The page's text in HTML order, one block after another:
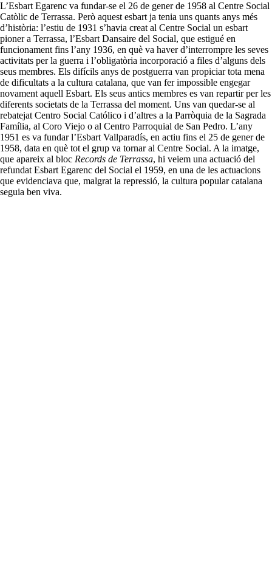
L’Esbart Egarenc va fundar-se el 26 de gener de 1958 al Centre Social
Catòlic de Terrassa. Però aquest esbart ja tenia uns quants anys més
d’història: l’estiu de 1931 s’havia creat al Centre Social un esbart
pioner a Terrassa, l’Esbart Dansaire del Social, que estigué en
funcionament fins l’any 1936, en què va haver d’interrompre les seves
activitats per la guerra i l’obligatòria incorporació a files d’alguns dels
seus membres. Els difícils anys de postguerra van propiciar tota mena
de dificultats a la cultura catalana, que van fer impossible engegar
novament aquell Esbart. Els seus antics membres es van repartir per les
diferents societats de la Terrassa del moment. Uns van quedar-se al
rebatejat Centro Social Católico i d’altres a la Parròquia de la Sagrada
Família, al Coro Viejo o al Centro Parroquial de San Pedro. L’any
1951 es va fundar l’Esbart Vallparadís, en actiu fins el 25 de gener de
1958, data en què tot el grup va tornar al Centre Social. A la imatge,
que apareix al bloc Records de Terrassa, hi veiem una actuació del
refundat Esbart Egarenc del Social el 1959, en una de les actuacions
que evidenciava que, malgrat la repressió, la cultura popular catalana
seguia ben viva.